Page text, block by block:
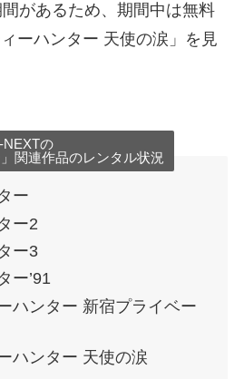
があるため、期間中は無料
ーハンター 天使の涙」を見
NEXTの
関連作品のレンタル状況
ー
ー2
ー3
ー’91
ハンター 新宿プライベー
ハンター 天使の涙